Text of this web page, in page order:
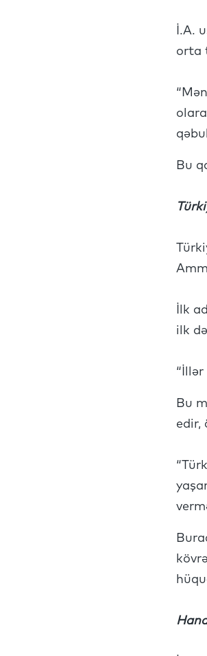
İ.A.
orta
Bu
İlk
ilk
Bu
edir,